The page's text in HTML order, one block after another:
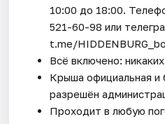
10:00 до 18:00.
521-60-98 или
t.me/
Всё включено:
Крыша официальная и
разрешён
Проходит в любую